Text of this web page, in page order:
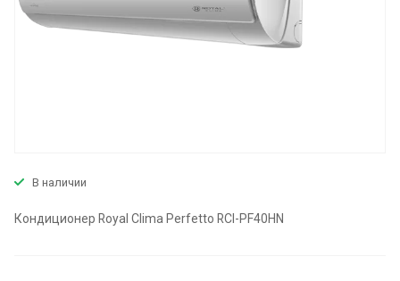
В наличии
Кондиционер Royal Clima Perfetto RCI-PF40HN